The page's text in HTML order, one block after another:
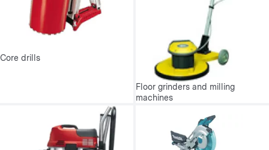
Core drills
Floor grinders and milling
machines